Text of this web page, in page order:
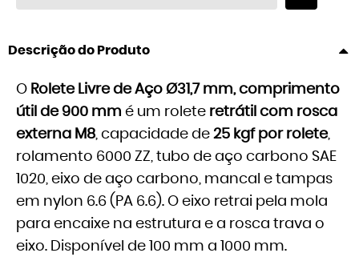
Descrição do Produto
O Rolete Livre de Aço Ø31,7 mm, comprimento
útil de 900 mm é um rolete retrátil com rosca
externa M8, capacidade de 25 kgf por rolete,
rolamento 6000 ZZ, tubo de aço carbono SAE
1020, eixo de aço carbono, mancal e tampas
em nylon 6.6 (PA 6.6). O eixo retrai pela mola
para encaixe na estrutura e a rosca trava o
eixo. Disponível de 100 mm a 1000 mm.